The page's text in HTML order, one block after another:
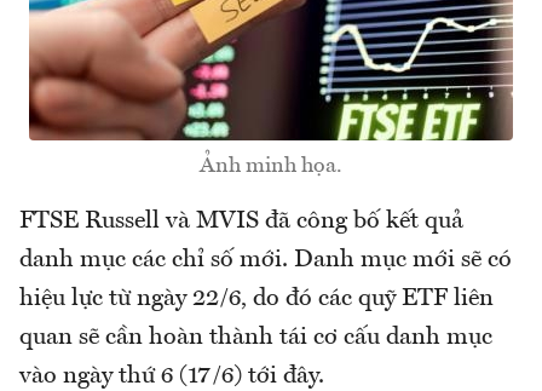
Ảnh minh họa.
FTSE Russell và MVIS đã công bố kết quả
danh mục các chỉ số mới. Danh mục mới sẽ có
hiệu lực từ ngày 22/6, do đó các quỹ ETF liên
quan sẽ cần hoàn thành tái cơ cấu danh mục
vào ngày thứ 6 (17/6) tới đây.